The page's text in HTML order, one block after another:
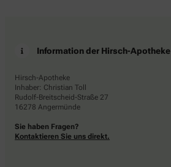
Information der Hirsch-Apotheke
Hirsch-Apotheke
Inhaber: Christian Toll
Rudolf-Breitscheid-Straße 27
16278 Angermünde
Sie haben Fragen?
Kontaktieren Sie uns direkt.